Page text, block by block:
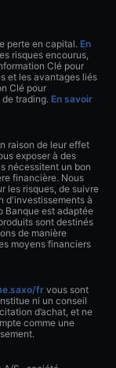
perte en capital. En
risques encourus,
Clé pour
et les avantages liés
Clé pour
de trading. En savoir
raison de leur effet
exposer à des
nécessitent un bon
financière. Nous
les risques, de suivre
d'investissements à
Banque est adaptée
sont destinés
de manière
moyens financiers
frvous sont
ni un conseil
d’achat, et ne
comme une